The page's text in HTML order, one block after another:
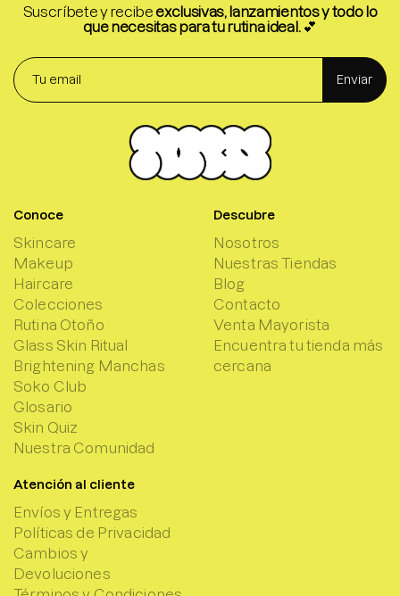
Suscríbete y recibeexclusivas, lanzamientos y todo lo
que necesitas para tu rutina ideal.💕
Enviar
Conoce
Skincare
Makeup
Haircare
Colecciones
Rutina Otoño
Glass Skin Ritual
Brightening Manchas
Soko Club
Glosario
Skin Quiz
Nuestra Comunidad
Descubre
Nosotros
Nuestras Tiendas
Blog
Contacto
Venta Mayorista
Encuentra tu tienda más
cercana
Atención al cliente
Envíos y Entregas
Políticas de Privacidad
Cambios y
Devoluciones